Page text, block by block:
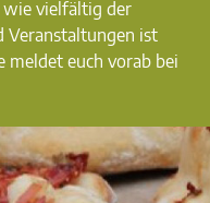
wie vielfältig der
Veranstaltungen ist
euch vorab bei